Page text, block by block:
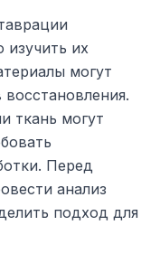
их
могут
ткань могут
Перед
анализ
подход для